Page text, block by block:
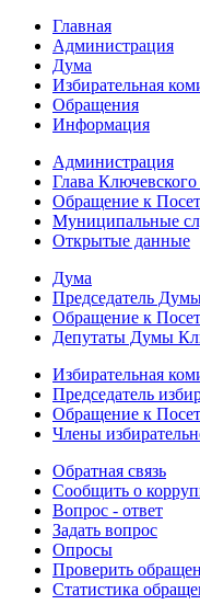
Главная
Администрация
Дума
Избирательная
Обращения
Информация
Администрация
Глава
Обращение к
Муниципальные
Открытые данные
Дума
Председатель
Обращение к
Депутаты Думы
Избирательная
Председатель
Обращение к
Члены
Обратная связь
Сообщить о
Вопрос - ответ
Задать вопрос
Опросы
Проверить
Статистика